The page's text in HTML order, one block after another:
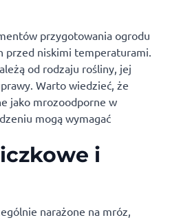
przygotowania ogrodu
przed niskimi temperaturami.
od rodzaju rośliny, jej
Warto wiedzieć, że
jako mrozoodporne w
mogą wymagać
i
narażone na mróz,